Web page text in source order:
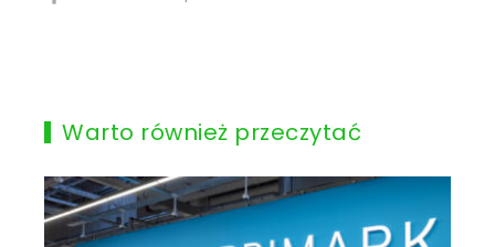
Warto również przeczytać